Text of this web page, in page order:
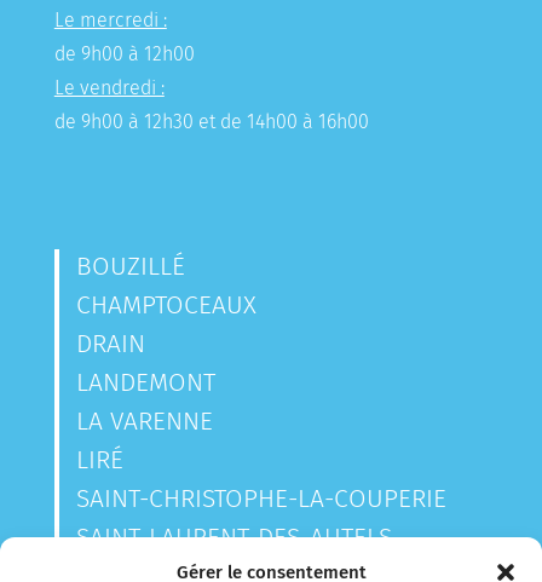
Gérer le consentement
Le mercredi :
de 9h00 à 12h00
Le vendredi :
de 9h00 à 12h30 et de 14h00 à 16h00
BOUZILLÉ
CHAMPTOCEAUX
DRAIN
LANDEMONT
LA VARENNE
LIRÉ
SAINT-CHRISTOPHE-LA-COUPERIE
SAINT-LAURENT-DES-AUTELS
SAINT-SAUVEUR-DE-LANDEMONT